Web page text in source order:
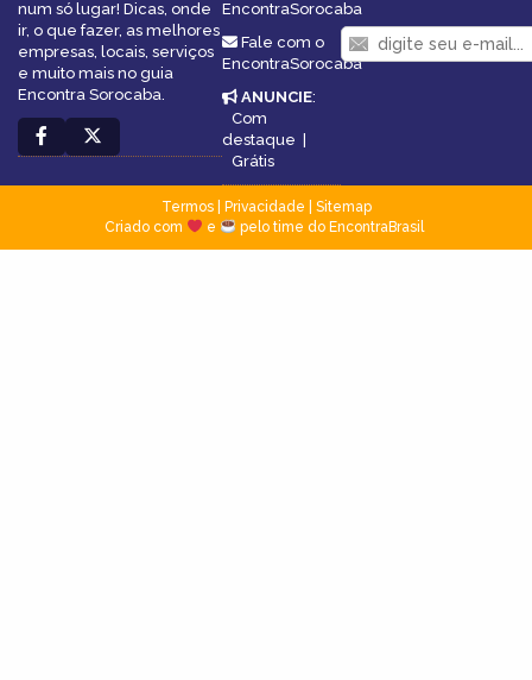
num só lugar! Dicas, onde
ir, o que fazer, as melhores
empresas, locais, serviços
e muito mais no guia
Encontra Sorocaba.
EncontraSorocaba
Fale com o
EncontraSorocaba
ANUNCIE:
Com
destaque |
Grátis
Termos| Privacidade
Sitemap
Criado com
e pelo time do EncontraBrasil